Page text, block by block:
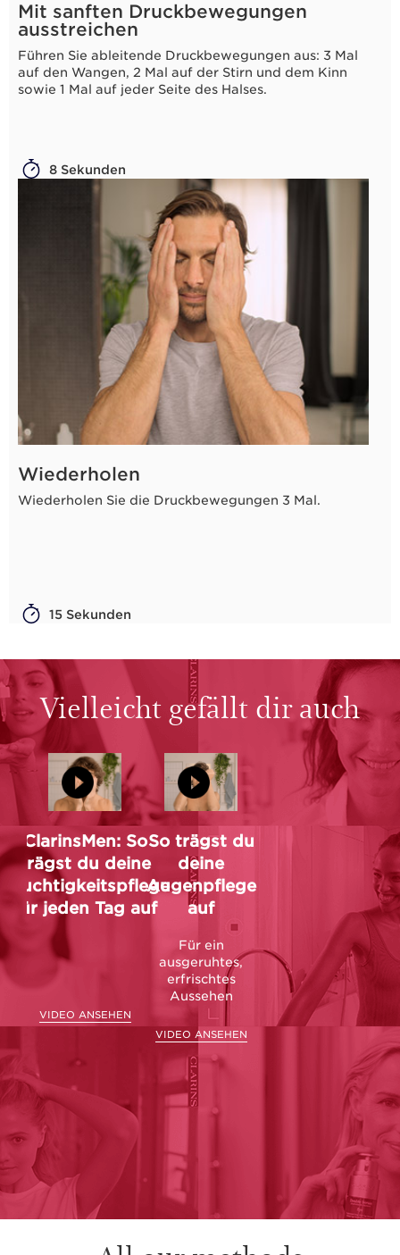
Mit sanften Druckbewegungen
ausstreichen
Führen Sie ableitende Druckbewegungen aus: 3 Mal
auf den Wangen, 2 Mal auf der Stirn und dem Kinn
sowie 1 Mal auf jeder Seite des Halses.
8 Sekunden
Wiederholen
Wiederholen Sie die Druckbewegungen 3 Mal.
15 Sekunden
Vielleicht gefällt dir auch
ClarinsMen: So
trägst du deine
Feuchtigkeitspflege
für jeden Tag auf
VIDEO ANSEHEN
So trägst du
deine
Augenpflege
auf
Für ein
ausgeruhtes,
erfrischtes
Aussehen
VIDEO ANSEHEN